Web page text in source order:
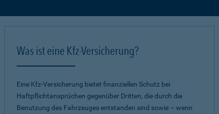
Was ist eine Kfz-Versicherung?
Eine Kfz-Versicherung bietet finanziellen Schutz bei
Haftpflichtansprüchen gegenüber Dritten, die durch die
Benutzung des Fahrzeuges entstanden sind sowie – wenn